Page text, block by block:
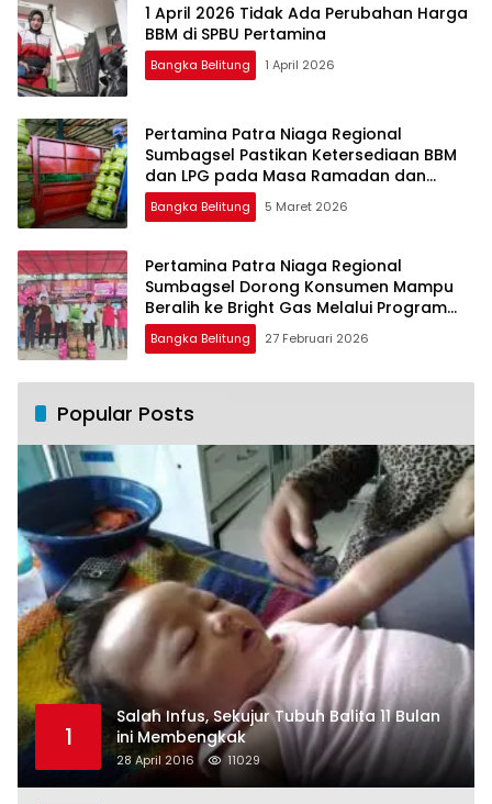
1 April 2026 Tidak Ada Perubahan Harga
BBM di SPBU Pertamina
Bangka Belitung 1 April 2026
Pertamina Patra Niaga Regional
Sumbagsel Pastikan Ketersediaan BBM
dan LPG pada Masa Ramadan dan
Menjelang Idulfitri
Bangka Belitung 5 Maret 2026
Pertamina Patra Niaga Regional
Sumbagsel Dorong Konsumen Mampu
Beralih ke Bright Gas Melalui Program
Trade In di Belitung Timur
Bangka Belitung 27 Februari 2026
Popular Posts
1
Salah Infus, Sekujur Tubuh Balita 11 Bulan
ini Membengkak
28 April 2016 11029